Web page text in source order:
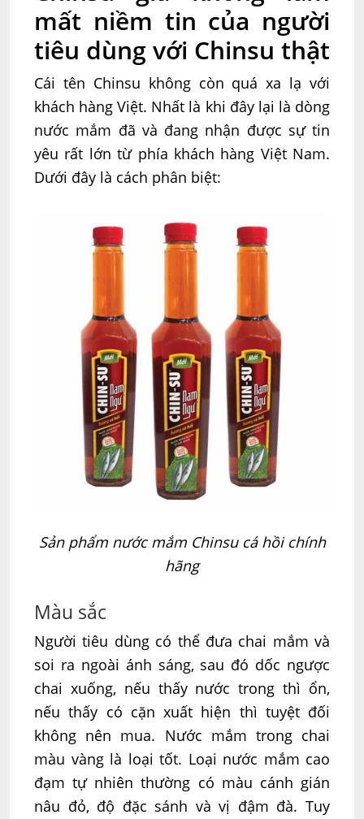
mất niềm tin của người
tiêu dùng với Chinsu thật
Cái tên Chinsu không còn quá xa lạ với
khách hàng Việt. Nhất là khi đây lại là dòng
nước mắm đã và đang nhận được sự tin
yêu rất lớn từ phía khách hàng Việt Nam.
Dưới đây là cách phân biệt:
Sản phẩm nước mắm Chinsu cá hồi chính
hãng
Màu sắc
Người tiêu dùng có thể đưa chai mắm và
soi ra ngoài ánh sáng, sau đó dốc ngược
chai xuống, nếu thấy nước trong thì ổn,
nếu thấy có cặn xuất hiện thì tuyệt đối
không nên mua. Nước mắm trong chai
màu vàng là loại tốt. Loại nước mắm cao
đạm tự nhiên thường có màu cánh gián
nâu đỏ, độ đặc sánh và vị đậm đà. Tuy